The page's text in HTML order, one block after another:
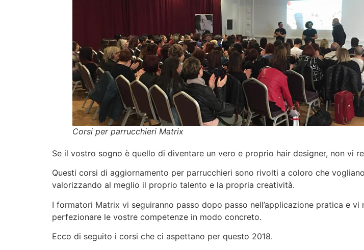
Corsi per parrucchieri Matrix
Se il vostro sogno è quello di diventare un vero e proprio hair designer, non vi
Questi corsi di aggiornamento per parrucchieri sono rivolti a coloro che
valorizzando al meglio il proprio talento e la propria creatività.
I formatori Matrix vi seguiranno passo dopo passo nell’applicazione pratica e
perfezionare le vostre competenze in modo concreto.
Ecco di seguito i corsi che ci aspettano per questo 2018.